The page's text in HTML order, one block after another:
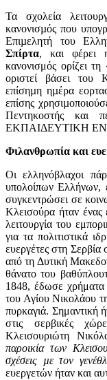
Τα σχολεία
κανονισµός που
Επιµελητή του
Σπίρτα, και φέρει
κανονισμός ορίζει
οριστεί βάσει του
επίσηµη ηµέρα
επίσης
Πεντηκοστής και
ΕΚΠΑΙΔΕΥΤΙΚΗ
Φιλανθρωπία και
Οι ελληνόβλαχοι
υπολοίπων Ελλήνων,
συγκεντρώσει σε
Κλεισούρα ήταν ένας
λειτουργία του
για τα πολιτιστικά
ευεργέτες στη
από τη Δυτική
θάνατο του
1848, έδωσε χρήματα
του Αγίου Νικολάου
πυρκαγιά. Σημαντική
στις σερβικές
Κλεισουριώτη
παροικία των
σχέσεις µε τον
ευεργετών ήταν και